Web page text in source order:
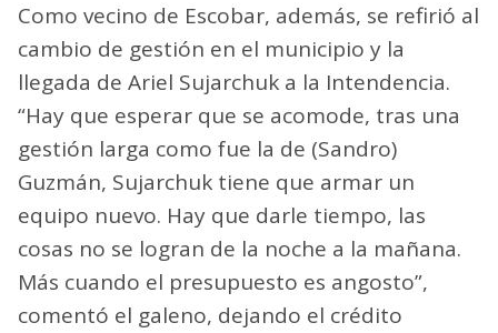
Como vecino de Escobar, además, se refirió al
cambio de gestión en el municipio y la
llegada de Ariel Sujarchuk a la Intendencia.
“Hay que esperar que se acomode, tras una
gestión larga como fue la de (Sandro)
Guzmán, Sujarchuk tiene que armar un
equipo nuevo. Hay que darle tiempo, las
cosas no se logran de la noche a la mañana.
Más cuando el presupuesto es angosto”,
comentó el galeno, dejando el crédito